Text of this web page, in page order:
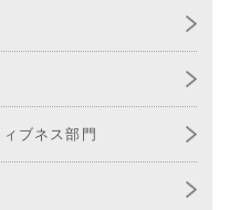
ブネス部門